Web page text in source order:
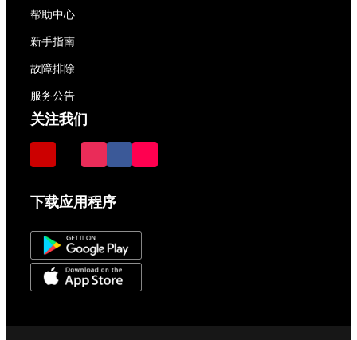
帮助中心
新手指南
故障排除
服务公告
关注我们
下载应用程序